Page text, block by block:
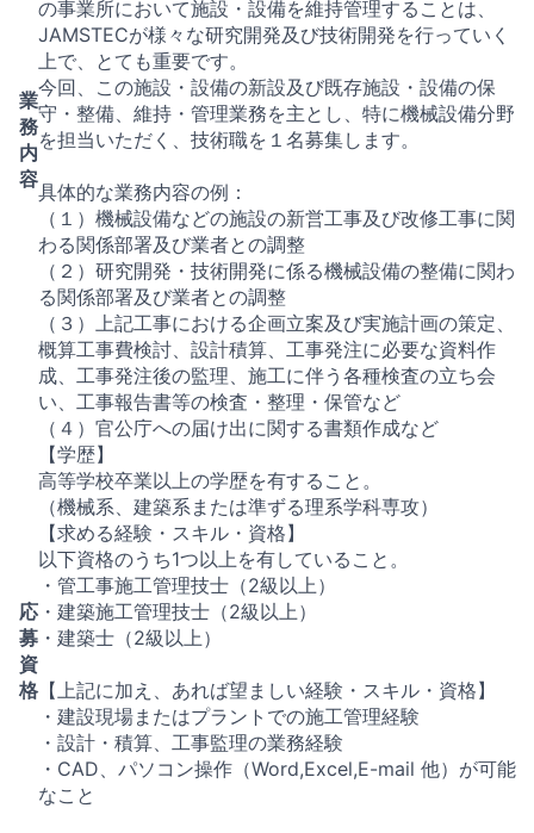
業
務
内
容
の事業所において施設・設備を維持管理することは、
JAMSTECが様々な研究開発及び技術開発を行っていく
上で、とても重要です。
今回、この施設・設備の新設及び既存施設・設備の保
守・整備、維持・管理業務を主とし、特に機械設備分野
を担当いただく、技術職を１名募集します。
具体的な業務内容の例：
（１）機械設備などの施設の新営工事及び改修工事に関
わる関係部署及び業者との調整
（２）研究開発・技術開発に係る機械設備の整備に関わ
る関係部署及び業者との調整
（３）上記工事における企画立案及び実施計画の策定、
概算工事費検討、設計積算、工事発注に必要な資料作
成、工事発注後の監理、施工に伴う各種検査の立ち会
い、工事報告書等の検査・整理・保管など
（４）官公庁への届け出に関する書類作成など
応
募
資
格
【学歴】
高等学校卒業以上の学歴を有すること。
（機械系、建築系または準ずる理系学科専攻）
【求める経験・スキル・資格】
以下資格のうち1つ以上を有していること。
・管工事施工管理技士（2級以上）
・建築施工管理技士（2級以上）
・建築士（2級以上）
【上記に加え、あれば望ましい経験・スキル・資格】
・建設現場またはプラントでの施工管理経験
・設計・積算、工事監理の業務経験
・CAD、パソコン操作（Word,Excel,E-mail 他）が可能
なこと